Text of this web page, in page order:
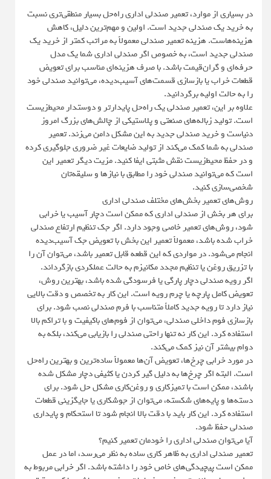
در بسیاری از موارد، تعمیر صندلی اداری راه‌حل بسیار منطقی‌تری نسبت
به خرید یک صندلی جدید است. اولین و مهم‌ترین دلیل، کاهش
هزینه‌هاست. هزینه تعمیر صندلی معمولاً به مراتب کمتر از خرید یک
صندلی جدید است، به‌ خصوص اگر صندلی اداری شما یک مدل
حرفه‌ای و گران‌قیمت باشد. با صرف هزینه‌ای مناسب برای تعویض
قطعات خراب یا بازسازی قسمت‌های آسیب‌دیده، می‌توانید صندلی خود
را به حالت اولیه برگردانید.
علاوه بر این، تعمیر صندلی یک راه‌حل پایدارتر و دوستدار محیط‌زیست
است. تولید زباله‌های صنعتی و پلاستیکی از چالش‌های بزرگ امروز
دنیاست و خرید صندلی جدید به این مشکل دامن می‌زند. تعمیر
صندلی به شما کمک می‌کند از تولید ضایعات غیر ضروری جلوگیری کرده
و در حفظ محیط‌زیست نقش مثبتی ایفا کنید. مزیت دیگر تعمیر این
است که می‌توانید صندلی خود را مطابق با نیازها و سلیقه‌تان
شخصی‌سازی کنید.
روش‌های تعمیر بخش‌های مختلف صندلی اداری
برای هر بخش از صندلی اداری که ممکن است دچار آسیب یا خرابی
شود، روش‌های تعمیر خاصی وجود دارد. اگر جک تنظیم ارتفاع صندلی
خراب شده باشد، معمولاً تعمیر این بخش با تعویض جک آسیب‌دیده
انجام می‌شود. در مواردی که این قطعه قابل تعمیر باشد، می‌توان آن را
با تزریق روغن یا تنظیم مجدد مکانیزم به حالت عملکردی بازگرداند.
اگر رویه صندلی دچار پارگی یا فرسودگی شده باشد، بهترین روش،
تعویض کامل پارچه یا چرم رویه است. این کار به تخصص و دقت بالایی
نیاز دارد تا رویه جدید کاملاً متناسب با فرم صندلی نصب شود. برای
بازسازی فوم داخلی صندلی، می‌توان از فوم‌های باکیفیت و با تراکم بالا
استفاده کرد. این کار نه تنها راحتی صندلی را بازیابی می‌کند، بلکه به
دوام بیشتر آن نیز کمک می‌کند.
در مورد خرابی چرخ‌ها، تعویض آن‌ها معمولاً ساده‌ترین و بهترین راه‌حل
است. البته اگر چرخ‌ها به دلیل گیر کردن یا کثیفی دچار مشکل شده
باشند، ممکن است با تمیزکاری و روغن‌کاری مشکل حل شود. برای
دسته‌ها و پایه‌های شکسته، می‌توان از جوشکاری یا جایگزینی قطعات
استفاده کرد. این کار باید با دقت بالا انجام شود تا استحکام و پایداری
صندلی حفظ شود.
آیا می‌توان صندلی اداری را خودمان تعمیر کنیم؟
تعمیر صندلی اداری به ظاهر کاری ساده به نظر می‌رسد، اما در عمل
ممکن است پیچیدگی‌های خاص خود را داشته باشد. اگر خرابی مربوط به